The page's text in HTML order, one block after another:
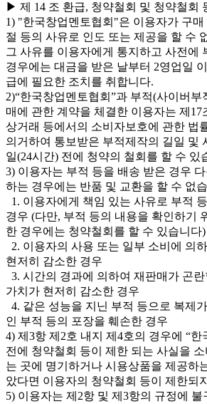
▶ 제 14 조 환급, 청약철회 및 청약철회
1) "한국창업멘토협회"은 이용자가 구
절 등의 사유로 인도 또는 제공을 할 수
그 사유를 이용자에게 통지하고 사전에
경우에는 대금을 받은 날부터 2영업일
급에 필요한 조치를 취합니다.
2)“한국창업멘토협회”과 부적(사이버부
매에 관한 계약을 체결한 이용자는 제17
상거래 등에서의 소비자보호에 관한 법
의거하여 통보받은 부적제작의 길일 및
일(24시간) 전에 청약의 철회를 할 수 있
3) 이용자는 부적 등을 배송 받은 경우
하는 경우에는 반품 및 교환을 할 수 없
1. 이용자에게 책임 있는 사유로 부적
경우 (다만, 부적 등의 내용을 확인하기
한 경우에는 청약철회를 할 수 있습니다)
2. 이용자의 사용 또는 일부 소비에 의
현저히 감소한 경우
3. 시간의 경과에 의하여 재판매가 곤
가치가 현저히 감소한 경우
4. 같은 성능을 지닌 부적 등으로 복제
인 부적 등의 포장을 훼손한 경우
4) 제3항 제2호 내지 제4호의 경우에 “
전에 청약철회 등이 제한 되는 사실을
는 곳에 명기하거나 시용상품을 제공하
았다면 이용자의 청약철회 등이 제한되
5) 이용자는 제2항 및 제3항의 규정에 불